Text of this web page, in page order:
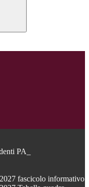
PA_
fascicolo informativo